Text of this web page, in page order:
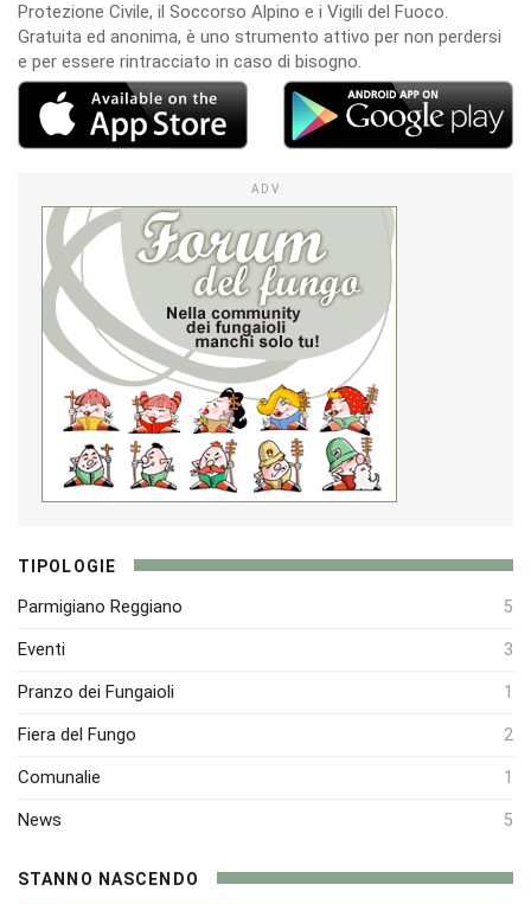
Protezione Civile, il Soccorso Alpino e i Vigili del Fuoco.
Gratuita ed anonima, è uno strumento attivo per non perdersi
e per essere rintracciato in caso di bisogno.
ADV
TIPOLOGIE
Parmigiano Reggiano 5
Eventi 3
Pranzo dei Fungaioli 1
Fiera del Fungo 2
Comunalie 1
News 5
STANNO NASCENDO